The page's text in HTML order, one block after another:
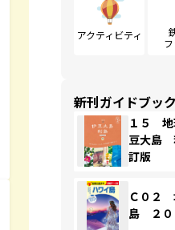
アクティビティ
新刊ガイドブック
１５
豆大島
訂版
Ｃ０２
島 ２０